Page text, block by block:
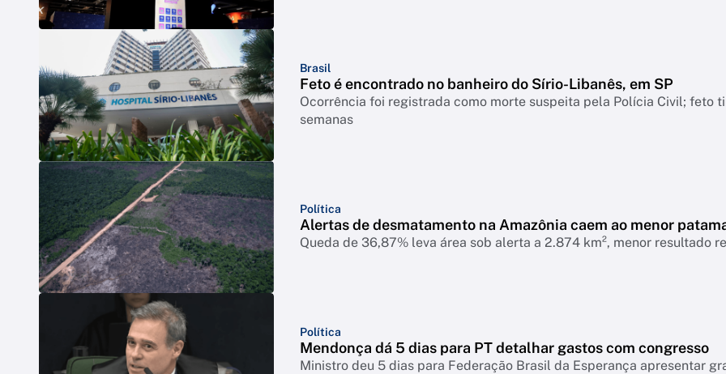
Brasil
Feto é encontrado no banheiro do Sírio-Libanês, em SP
Ocorrência foi registrada como morte suspeita pela Polícia Civil; feto
semanas
Política
Alertas de desmatamento na Amazônia caem ao menor
Queda de 36,87% leva área sob alerta a 2.874 km², menor resultado
Política
Mendonça dá 5 dias para PT detalhar gastos com congresso
Ministro deu 5 dias para Federação Brasil da Esperança apresentar